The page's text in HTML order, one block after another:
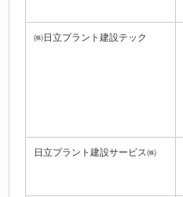
㈱日立プラント建設テック
日立プラント建設サービス㈱